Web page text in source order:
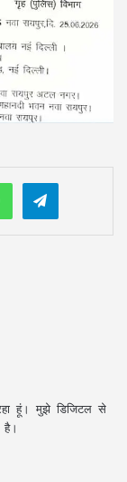
WhatsAppTelegram
हूं। मुझे डिजिटल से